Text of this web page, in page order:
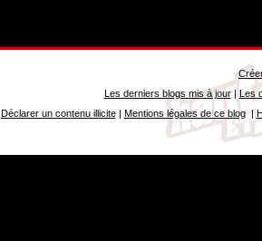
Les derniers blogs mis à jour| Les
Déclarer un contenu illicite| Mentions légales de ce blog|